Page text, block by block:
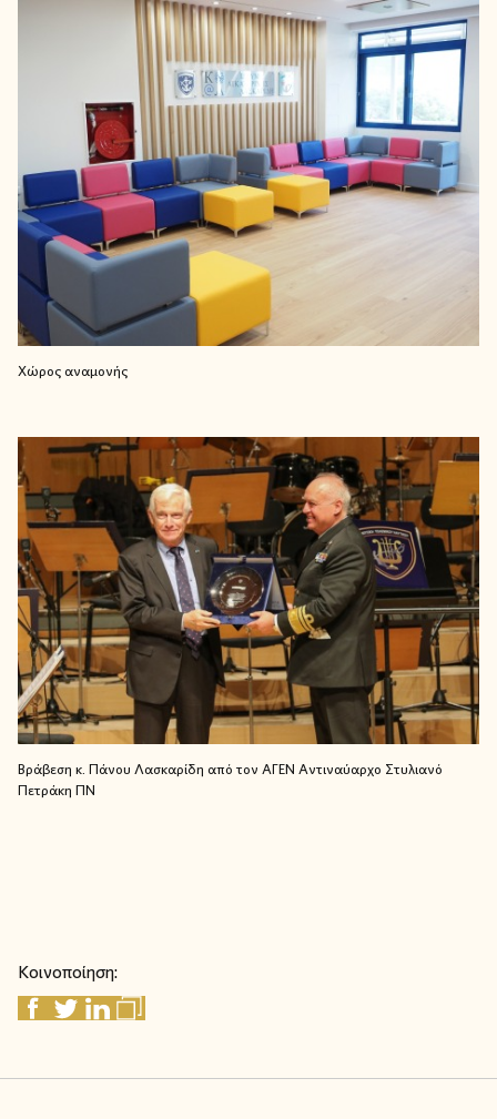
Χώρος αναμονής
Βράβεση κ. Πάνου Λασκαρίδη από τον ΑΓΕΝ Αντιναύαρχο Στυλιανό
Πετράκη ΠΝ
Κοινοποίηση: